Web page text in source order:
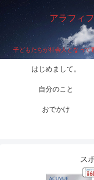
アラフィ
子どもたちが社会人となって
はじめまして。
自分のこと
おでかけ
ス